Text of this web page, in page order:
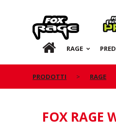
Rage
IT RAGE
PRODOTTI RAGE
FOX RAGE